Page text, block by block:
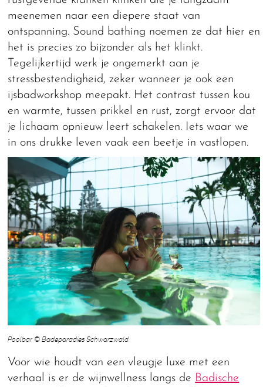
meenemen naar een diepere staat van
ontspanning. Sound bathing noemen ze dat hier en
het is precies zo bijzonder als het klinkt.
Tegelijkertijd werk je ongemerkt aan je
stressbestendigheid, zeker wanneer je ook een
ijsbadworkshop meepakt. Het contrast tussen kou
en warmte, tussen prikkel en rust, zorgt ervoor dat
je lichaam opnieuw leert schakelen. Iets waar we
in ons drukke leven vaak een beetje in vastlopen.
Poolbar © Badeparadies Schwarzwald
Voor wie houdt van een vleugje luxe met een
verhaal is er de wijnwellness langs de Badische